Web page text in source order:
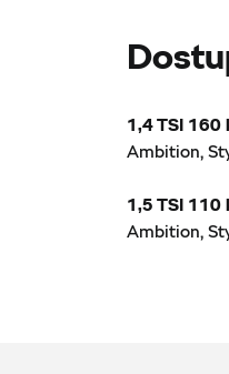
1,4 TSI 160
Ambition,
1,5 TSI 110
Ambition,